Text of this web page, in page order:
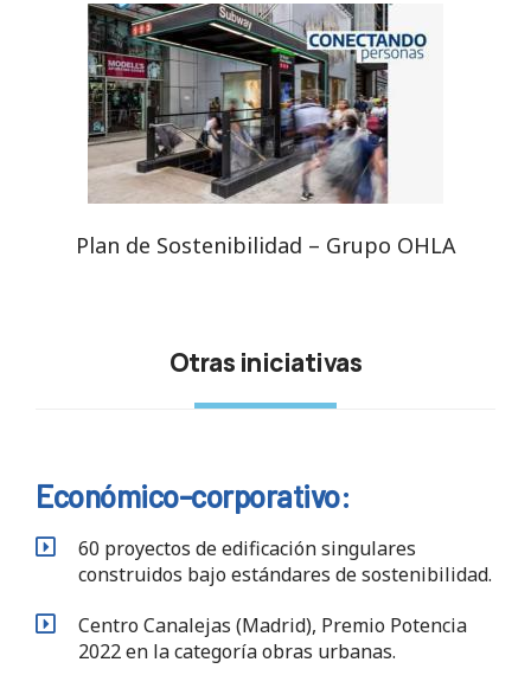
Plan de Sostenibilidad – Grupo OHLA
Otras iniciativas
Económico-corporativo:
60 proyectos de edificación singulares
construidos bajo estándares de sostenibilidad.
Centro Canalejas (Madrid), Premio Potencia
2022 en la categoría obras urbanas.